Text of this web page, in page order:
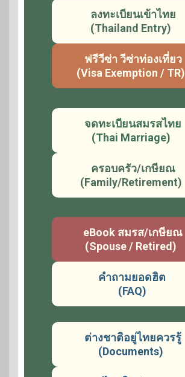
ลงทะเบียนเข้าไทย
(Thailand Entry)
ฟรีวีซ่า วีซ่าท่องเที่ยว
(Visa Exemption / TR)
จดทะเบียนสมรสไทย
(Thai Marriage)
ครอบครัว/เกษียณ
(Family/Retirement)
eBook สมรส/เกษียณ
(Spouse / Retired)
คำถามยอดฮิต
(FAQ)
ต่างชาติอยู่ไทยควรรู้
(Documents)